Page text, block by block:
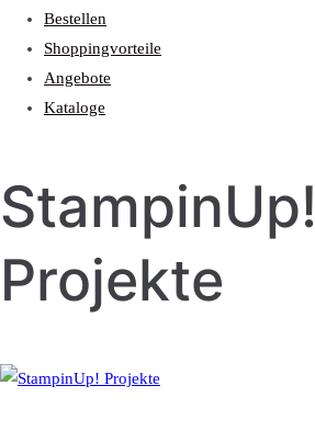
Bestellen
Shoppingvorteile
Angebote
Kataloge
StampinUp!
Projekte